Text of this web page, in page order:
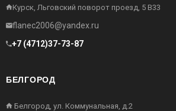
Курск, Льговский поворот проезд, 5 В33
flanec2006@yandex.ru
+7 (4712)37-73-87
БЕЛГОРОД
Белгород, ул. Коммунальная, д.2